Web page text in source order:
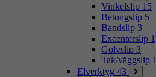
Vinkelslip 15
Betongslip 5
Bandslip 3
Excenterslip 1
Golvslip 3
Tak/väggslip 1
Elverktyg 43